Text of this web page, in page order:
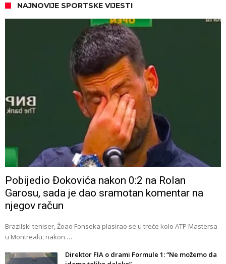
NAJNOVIJE SPORTSKE VIJESTI
Pobijedio Đokovića nakon 0:2 na Rolan
Garosu, sada je dao sramotan komentar na
njegov račun
Brazilski teniser, Žoao Fonseka plasirao se u treće kolo ATP Mastersa
u Montrealu, nakon …
Direktor FIA o drami Formule 1: “Ne možemo da